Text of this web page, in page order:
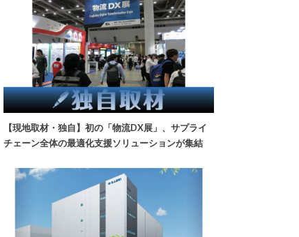
【現地取材・独自】初の「物流DX展」、サプライ
チェーン全体の最適化支援ソリューションが集結